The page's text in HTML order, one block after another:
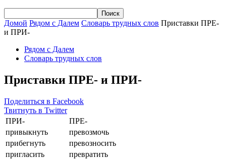
Домой Рядом с Далем Словарь трудных слов Приставки ПРЕ-
и ПРИ-
Рядом с Далем
Словарь трудных слов
Приставки ПРЕ- и ПРИ-
Поделиться в Facebook
Твитнуть в Twitter
ПРИ-
ПРЕ-
привыкнуть
превозмочь
прибегнуть
превозносить
пригласить
превратить